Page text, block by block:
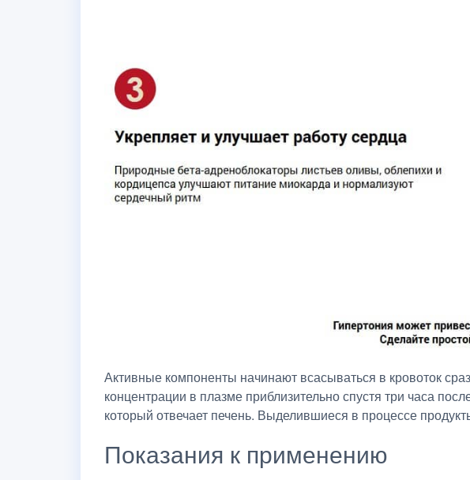
Активные компоненты начинают всасываться в кровоток
концентрации в плазме приблизительно спустя три часа
который отвечает печень. Выделившиеся в процессе
Показания к применению